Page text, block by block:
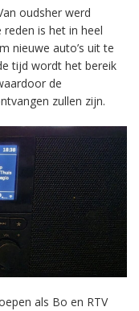
oudsher werd
is het in heel
nieuwe auto’s uit te
tijd wordt het bereik
de
zullen zijn.
als Bo en RTV